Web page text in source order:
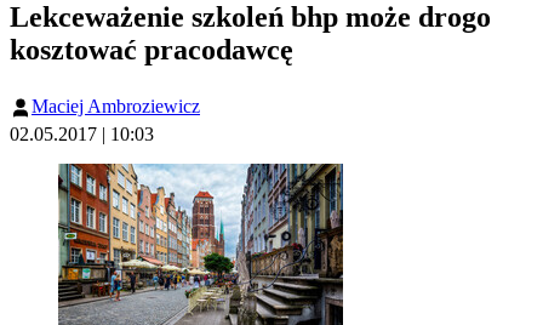
Lekceważenie szkoleń bhp może drogo
kosztować pracodawcę
Maciej Ambroziewicz
02.05.2017 | 10:03